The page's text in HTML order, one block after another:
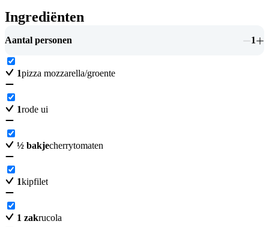
Ingrediënten
Aantal personen 1
1pizza mozzarella/groente
1rode ui
½ bakjecherrytomaten
1kipfilet
1 zakrucola